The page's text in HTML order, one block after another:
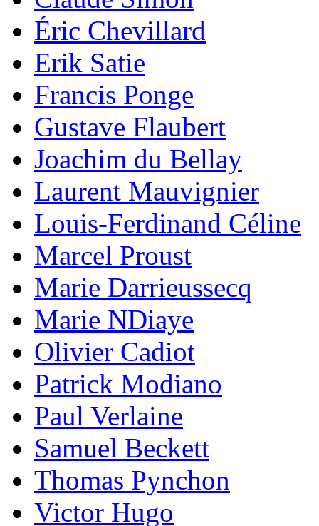
Éric Chevillard
Erik Satie
Francis Ponge
Gustave Flaubert
Joachim du Bellay
Laurent Mauvignier
Louis-Ferdinand Céline
Marcel Proust
Marie Darrieussecq
Marie NDiaye
Olivier Cadiot
Patrick Modiano
Paul Verlaine
Samuel Beckett
Thomas Pynchon
Victor Hugo